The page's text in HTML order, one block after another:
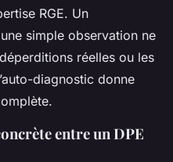
RGE. Un
simple observation ne
réelles ou les
diagnostic donne
entre un DPE